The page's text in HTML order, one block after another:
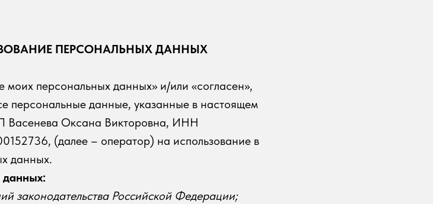
ПЕРСОНАЛЬНЫХ ДАННЫХ
моих персональных данных» и/или «согласен»,
персональные данные, указанные в настоящем
Васенева Оксана Викторовна, ИНН
(далее – оператор) на использование в
данных.
данных:
законодательства Российской Федерации;